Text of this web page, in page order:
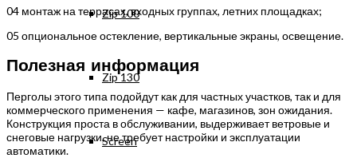
Zip 100
Zip 130
Screen
04 монтаж на террасах, входных группах, летних площадках;
05 опциональное остекление, вертикальные экраны, освещение.
Полезная информация
Перголы этого типа подойдут как для частных участков, так и для
коммерческого применения — кафе, магазинов, зон ожидания.
Конструкция проста в обслуживании, выдерживает ветровые и
снеговые нагрузки, не требует настройки и эксплуатации
автоматики.